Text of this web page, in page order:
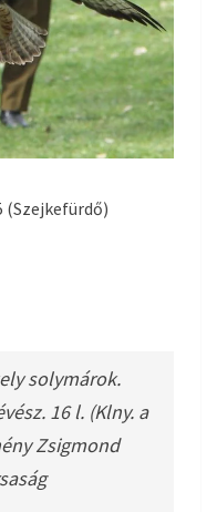
(Szejkefürdő)
solymárok.
16 l. (Klny. a
Zsigmond